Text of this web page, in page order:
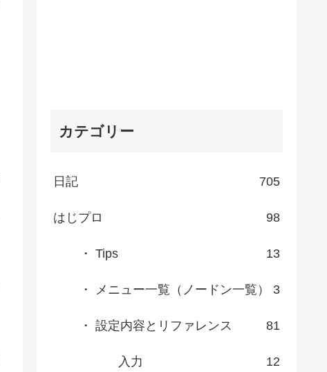
カテゴリー
日記 705
はじプロ 98
・ Tips 13
・ メニュー一覧（ノードン一覧） 3
・ 設定内容とリファレンス 81
入力 12